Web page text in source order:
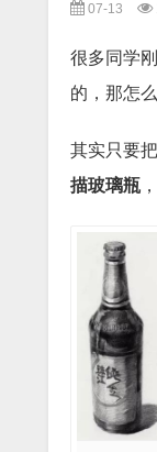
07-13
很多同学
的，那怎
其实只要
描玻璃瓶